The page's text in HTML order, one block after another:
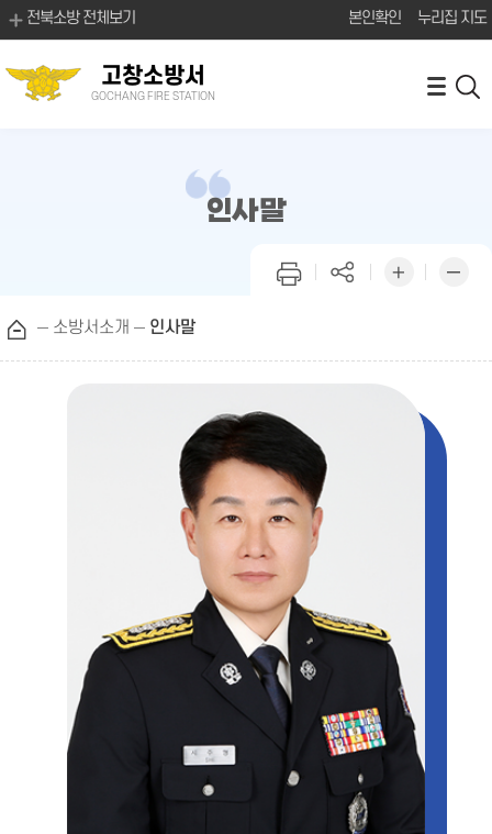
전북소방 전체보기 본인확인 누리집 지도
고창소방서
GOCHANG FIRE STATION
인사말
소방서소개 인사말